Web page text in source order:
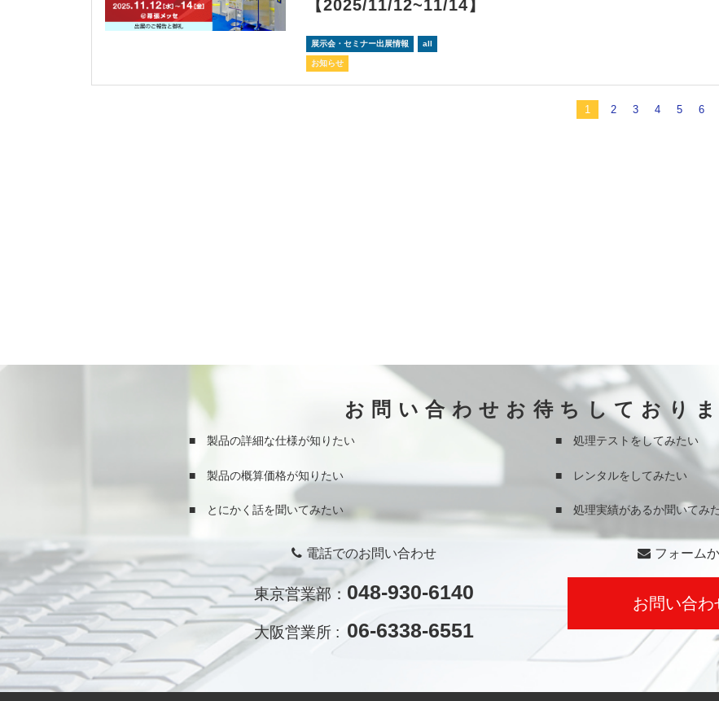
【2025/11/12~11/14】
展示会・セミナー出展情報 all
お知らせ
1 2 3 4 5 6
お問い合わせお待ちしており
■ 製品の詳細な仕様が知りたい ■ 処理テストをしてみたい
■ 製品の概算価格が知りたい ■ レンタルをしてみたい
■ とにかく話を聞いてみたい ■ 処理実績があるか聞いてみ
電話でのお問い合わせ
東京営業部： 048-930-6140
大阪営業所 : 06-6338-6551
フォーム
お問い合わ